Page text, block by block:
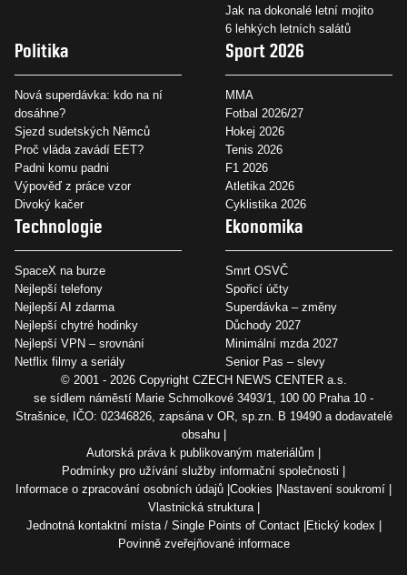
Jak na dokonalé letní mojito
6 lehkých letních salátů
Politika
Nová superdávka: kdo na ní
dosáhne?
Sjezd sudetských Němců
Proč vláda zavádí EET?
Padni komu padni
Výpověď z práce vzor
Divoký kačer
Sport 2026
MMA
Fotbal 2026/27
Hokej 2026
Tenis 2026
F1 2026
Atletika 2026
Cyklistika 2026
Technologie
SpaceX na burze
Nejlepší telefony
Nejlepší AI zdarma
Nejlepší chytré hodinky
Nejlepší VPN – srovnání
Netflix filmy a seriály
Ekonomika
Smrt OSVČ
Spořicí účty
Superdávka – změny
Důchody 2027
Minimální mzda 2027
Senior Pas – slevy
© 2001 - 2026 Copyright CZECH NEWS CENTER a.s.
se sídlem náměstí Marie Schmolkové 3493/1, 100 00 Praha 10 -
Strašnice, IČO: 02346826, zapsána v OR, sp.zn. B 19490 a dodavatelé
obsahu
Autorská práva k publikovaným materiálům
Podmínky pro užívání služby informační společnosti
Informace o zpracování osobních údajů Cookies Nastavení soukromí
Vlastnická struktura
Jednotná kontaktní místa / Single Points of Contact Etický kodex
Povinně zveřejňované informace